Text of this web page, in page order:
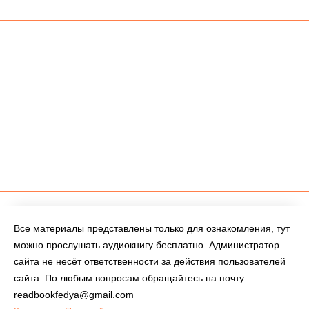
Все материалы представлены только для ознакомления, тут
можно прослушать аудиокнигу бесплатно. Администратор
сайта не несёт ответственности за действия пользователей
сайта. По любым вопросам обращайтесь на почту:
readbookfedya@gmail.com